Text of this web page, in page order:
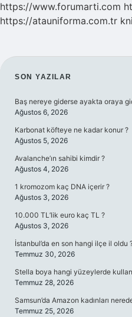
https://www.forumarti.com
https://atauniforma.com.tr
SIDEBAR
SON YAZILAR
Baş nereye giderse ayakta oraya
Ağustos 6, 2026
Karbonat köfteye ne kadar konur ?
Ağustos 5, 2026
Avalanche’ın sahibi kimdir ?
Ağustos 4, 2026
1 kromozom kaç DNA içerir ?
Ağustos 3, 2026
10.000 TL’lik euro kaç TL ?
Ağustos 3, 2026
İstanbul’da en son hangi ilçe il oldu
Temmuz 30, 2026
Stella boya hangi yüzeylerde
Temmuz 28, 2026
Samsun’da Amazon kadınları
Temmuz 25, 2026